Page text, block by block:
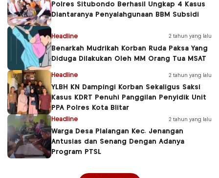
Polres Situbondo Berhasil Ungkap 4 Kasus
Diantaranya Penyalahgunaan BBM Subsidi
Headline 2 tahun yang lalu
Benarkah Mudrikah Korban Ruda Paksa Yang
Diduga Dilakukan Oleh MM Orang Tua MSAT
Headline 2 tahun yang lalu
YLBH KN Dampingi Korban Sekaligus Saksi
Kasus KDRT Penuhi Panggilan Penyidik Unit
PPA Polres Kota Blitar
Headline 2 tahun yang lalu
Warga Desa Plalangan Kec. Jenangan
Antusias dan Senang Dengan Adanya
Program PTSL